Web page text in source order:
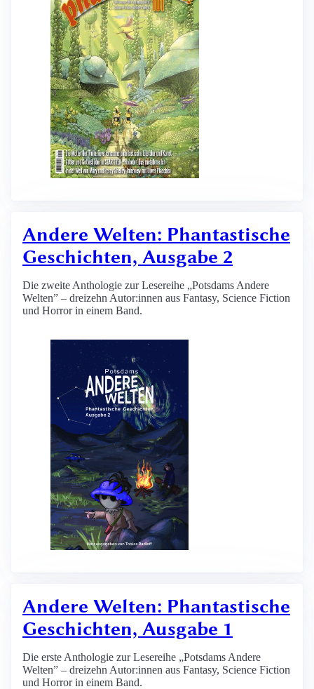
Andere Welten: Phantastische
Geschichten, Ausgabe 2
Die zweite Anthologie zur Lesereihe „Potsdams Andere
Welten” – dreizehn Autor:innen aus Fantasy, Science Fiction
und Horror in einem Band.
Andere Welten: Phantastische
Geschichten, Ausgabe 1
Die erste Anthologie zur Lesereihe „Potsdams Andere
Welten” – dreizehn Autor:innen aus Fantasy, Science Fiction
und Horror in einem Band.